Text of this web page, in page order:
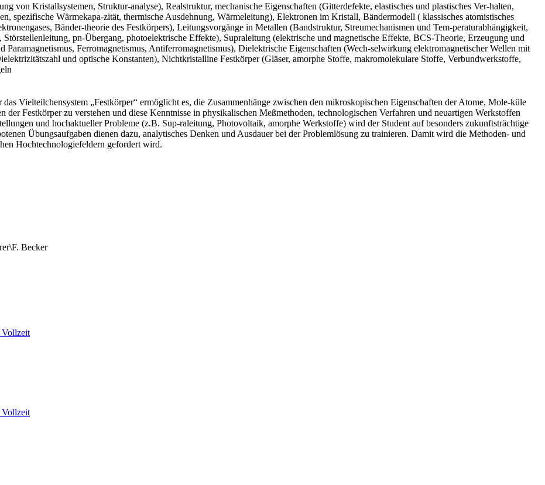
von Kristallsystemen, Struktur-analyse), Realstruktur, mechanische Eigenschaften (Gitterdefekte, elastisches und plastisches Ver-halten,
spezifische Wärmekapa-zität, thermische Ausdehnung, Wärmeleitung), Elektronen im Kristall, Bändermodell ( klassisches atomistisches
Bänder-theorie des Festkörpers), Leitungsvorgänge in Metallen (Bandstruktur, Streumechanismen und Tem-peraturabhängigkeit,
pn-Übergang, photoelektrische Effekte), Supraleitung (elektrische und magnetische Effekte, BCS-Theorie, Erzeugung und
Paramagnetismus, Ferromagnetismus, Antiferromagnetismus), Dielektrische Eigenschaften (Wech-selwirkung elektromagnetischer Wellen mit
und optische Konstanten), Nichtkristalline Festkörper (Gläser, amorphe Stoffe, makromolekulare Stoffe, Verbundwerkstoffe,
Vielteilchensystem „Festkörper“ ermöglicht es, die Zusammenhänge zwischen den mikroskopischen Eigenschaften der Atome, Mole-küle
Festkörper zu verstehen und diese Kenntnisse in physikalischen Meßmethoden, technologischen Verfahren und neuartigen Werkstoffen
und hochaktueller Probleme (z.B. Sup-raleitung, Photovoltaik, amorphe Werkstoffe) wird der Student auf besonders zukunftsträchtige
Übungsaufgaben dienen dazu, analytisches Denken und Ausdauer bei der Problemlösung zu trainieren. Damit wird die Methoden- und
Hochtechnologiefeldern gefordert wird.
Becker
Vollzeit
Vollzeit